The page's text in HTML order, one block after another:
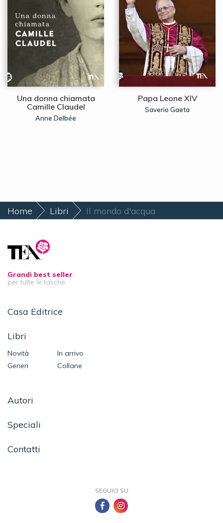
Una donna chiamata
Camille Claudel
Anne Delbée
Papa Leone XIV
Saverio Gaeta
Home Libri Il mondo d'acqua
Grandi best seller
per tutte le tasche
Casa Editrice
Libri
Novità
In arrivo
Generi
Collane
Autori
Speciali
Contatti
SEGUICI SU